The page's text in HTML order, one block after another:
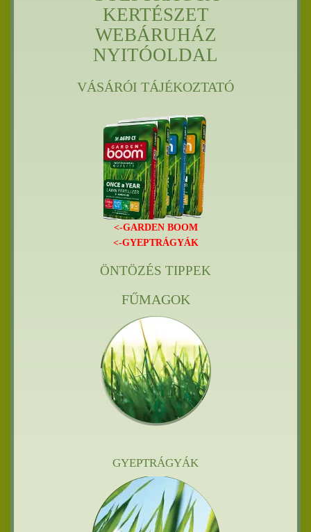
KERTÉSZET
WEBÁRUHÁZ
NYITÓOLDAL
VÁSÁRÓI TÁJÉKOZTATÓ
<-GARDEN BOOM
<-GYEPTRÁGYÁK
ÖNTÖZÉS TIPPEK
FŰMAGOK
GYEPTRÁGYÁK